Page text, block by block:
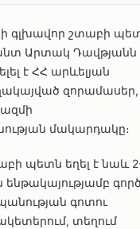
գլխավոր շտաբի
Արտակ Դավթյանն
է ՀՀ արևելյան
զորամասեր,
մակարդակը։
պետն եղել է նաև
գոտու
տեղում